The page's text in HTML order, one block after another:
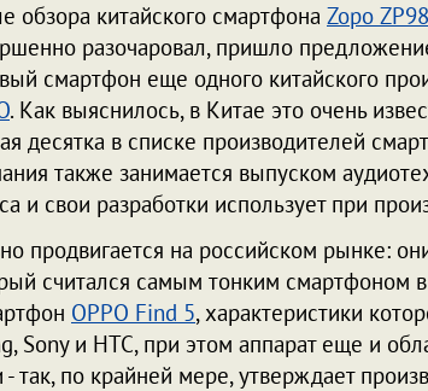
обзора китайского смартфона Zopo
разочаровал, пришло
смартфон еще одного китайского
. Как выяснилось, в Китае это очень
десятка в списке производителей
также занимается выпуском
и свои разработки использует при
продвигается на российском рынке:
считался самым тонким смартфоном
OPPO Find 5, характеристики
Sony и HTC, при этом аппарат еще и
так, по крайней мере, утверждает